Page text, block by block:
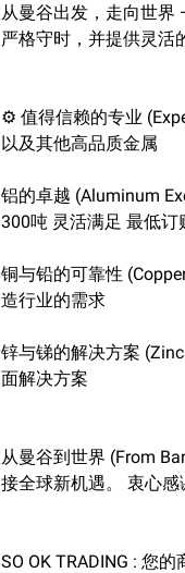
从曼谷出发，走向世界
严格守时，并提供灵活
⚙️ 值得信赖的专业
以及其他高品质金属
铝的卓越 (Aluminum
300吨 灵活满足 最低
铜与铅的可靠性
造行业的需求
锌与锑的解决方案
面解决方案
从曼谷到世界 (From
接全球新机遇。 衷心感
SO OK TRADING : 您